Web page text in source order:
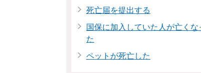
死亡届を提出する
国保に加入していた人が亡くな
た
ペットが死亡した